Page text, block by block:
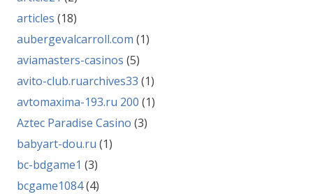
articles (18)
aubergevalcarroll.com (1)
aviamasters-casinos (5)
avito-club.ruarchives33 (1)
avtomaxima-193.ru 200 (1)
Aztec Paradise Casino (3)
babyart-dou.ru (1)
bc-bdgame1 (3)
bcgame1084(4)